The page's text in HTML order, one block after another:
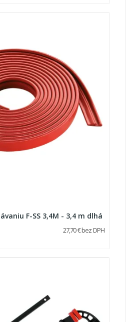
F-SS 3,4M - 3,4 m dlhá
27,70 € bez DPH